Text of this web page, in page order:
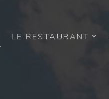
LE RESTAURANT